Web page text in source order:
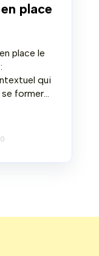
place
place le
qui
former...